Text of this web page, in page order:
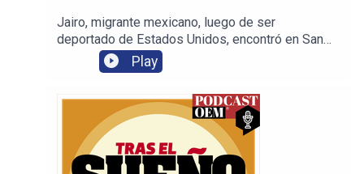
Jairo, migrante mexicano, luego de ser
deportado de Estados Unidos, encontró en San
Juan Río Colorado una nueva forma de vida que
antepone a la posibilidad de regresar al lugar que
Play